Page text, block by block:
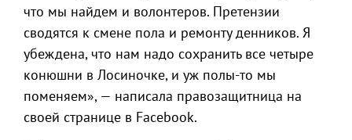
что мы найдем и волонтеров. Претензии
сводятся к смене пола и ремонту денников. Я
убеждена, что нам надо сохранить все четыре
конюшни в Лосиночке, и уж полы-то мы
поменяем», — написала правозащитница на
своей странице в Facebook.